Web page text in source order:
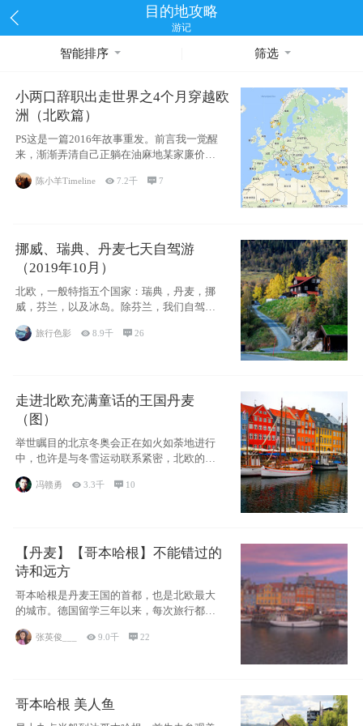
目的地攻略
游记
智能排序 筛选
小两口辞职出走世界之4个月穿越欧
洲（北欧篇）
PS这是一篇2016年故事重发。前言我一觉醒
来，渐渐弄清自己正躺在油麻地某家廉价宾
馆
陈小羊Timeline 7.2千 7
挪威、瑞典、丹麦七天自驾游
（2019年10月）
北欧，一般特指五个国家：瑞典，丹麦，挪
威，芬兰，以及冰岛。除芬兰，我们自驾游
旅行色影 8.9千 26
走进北欧充满童话的王国丹麦
（图）
举世瞩目的北京冬奥会正在如火如荼地进行
中，也许是与冬雪运动联系紧密，北欧的一
些国家因
冯赣勇 3.3千  10
【丹麦】【哥本哈根】不能错过的
诗和远方
哥本哈根是丹麦王国的首都，也是北欧最大
的城市。德国留学三年以来，每次旅行都是
张英俊___ 9.0千 22
哥本哈根 美人鱼